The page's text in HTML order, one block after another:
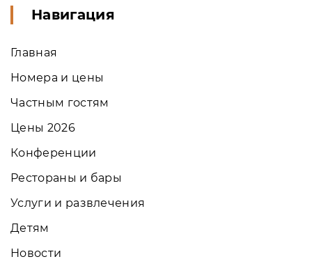
Навигация
Главная
Номера и цены
Частным гостям
Цены 2026
Конференции
Рестораны и бары
Услуги и развлечения
Детям
Новости